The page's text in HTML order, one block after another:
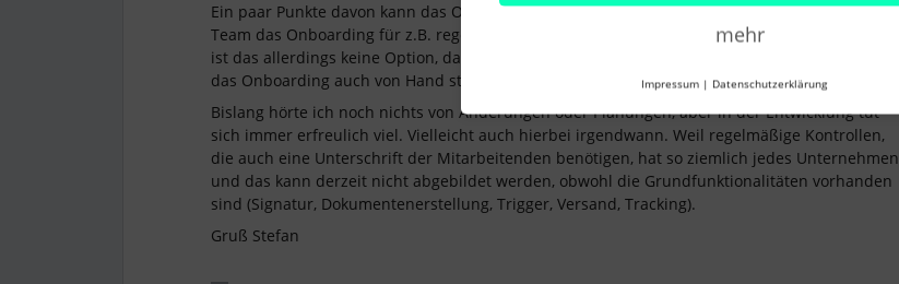
Ein paar Punkte davon kann das Onboarding und das war auch der Hinweis des Personio
Team das Onboarding für z.B. regelmäßige Führerscheinkontrollen zu verwenden. Für mich
ist das allerdings keine Option, da ich nicht wieder den Status Onboarding benötige und ich
das Onboarding auch von Hand starten muss.
Bislang hörte ich noch nichts von Änderungen oder Planungen, aber in der Entwicklung tut
sich immer erfreulich viel. Vielleicht auch hierbei irgendwann. Weil regelmäßige Kontrollen,
die auch eine Unterschrift der Mitarbeitenden benötigen, hat so ziemlich jedes Unternehmen
und das kann derzeit nicht abgebildet werden, obwohl die Grundfunktionalitäten vorhanden
sind (Signatur, Dokumentenerstellung, Trigger, Versand, Tracking).
Gruß Stefan
mehr
Impressum | Datenschutzerklärung